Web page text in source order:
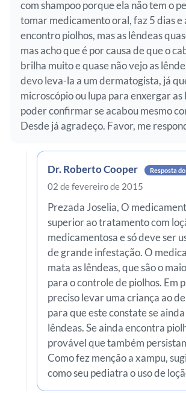
com shampoo porque ela não tem o
tomar medicamento oral, faz 5 dias e
encontro piolhos, mas as lêndeas
mas acho que é por causa de que o
brilha muito e quase não vejo as
devo leva-la a um dermatogista, já
microscópio ou lupa para enxergar as
poder confirmar se acabou mesmo
Desde já agradeço. Favor, me
Dr. Roberto Cooper Resposta
02 de fevereiro de 2015
Prezada Joselia, O
superior ao tratamento com
medicamentosa e só deve ser
de grande infestação. O
mata as lêndeas, que são o
para o controle de piolhos. Em
preciso levar uma criança ao
para que este constate se
lêndeas. Se ainda encontra
provável que também
Como fez menção a xampu,
como seu pediatra o uso de